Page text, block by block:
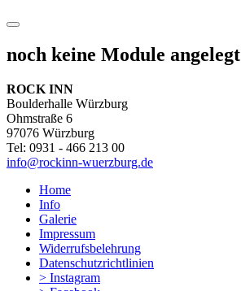
noch keine Module angelegt
ROCK INN
Boulderhalle Würzburg
Ohmstraße 6
97076 Würzburg
Tel: 0931 - 466 213 00
info@rockinn-wuerzburg.de
Home
Info
Galerie
Impressum
Widerrufsbelehrung
Datenschutzrichtlinien
> Instagram